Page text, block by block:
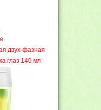
двух-фазная
глаз 140 мл